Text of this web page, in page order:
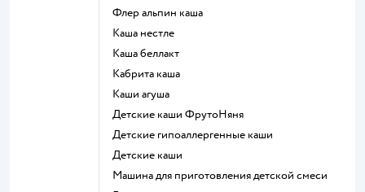
флер альпин каша
каша нестле
каша беллакт
кабрита каша
каши агуша
Детские каши ФрутоНяня
Детские гипоаллергенные каши
детские каши
машина для приготовления детской смеси